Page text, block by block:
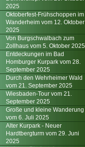
2025
Oktoberfest-Frühschoppen im
Wanderheim vom 12. Oktober
2025
Von Burgschwalbach zum
Zollhaus vom 5. Oktober 2025
Entdeckungen im Bad
Homburger Kurpark vom 28.
September 2025
Durch den Wehrheimer Wald
vom 21. September 2025
Wiesbaden-Tour vom 21.
September 2025
Große und kleine Wanderung
vom 6. Juli 2025
Alter Kurpark - Neuer
Hardtbergturm vom 29. Juni
2025